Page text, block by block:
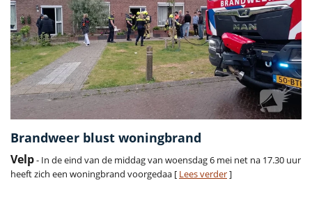
Brandweer blust woningbrand
Velp- In de eind van de middag van woensdag 6 mei net na 17.30 uur
heeft zich een woningbrand voorgedaa [ Lees verder]